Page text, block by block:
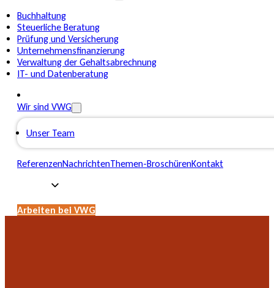
Buchhaltung
Steuerliche Beratung
Prüfung und Versicherung
Unternehmensfinanzierung
Verwaltung der Gehaltsabrechnung
IT- und Datenberatung
Wir sind VWG
Unser Team
ReferenzenNachrichtenThemen-BroschürenKontakt
Arbeiten bei VWG